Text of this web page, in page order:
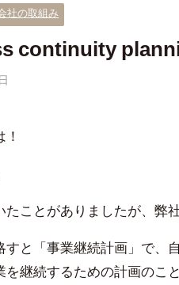
社の取組み
continuity
！
たことがありましたが、弊
すと「事業継続計画」で、
を継続するための計画のこと